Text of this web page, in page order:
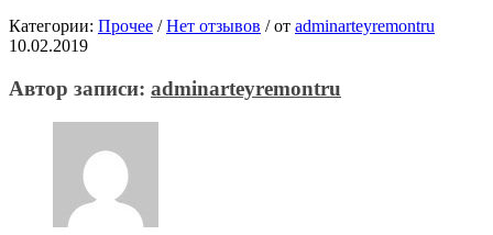
Категории: Прочее / Нет отзывов /от adminarteyremontru
10.02.2019
Автор записи: adminarteyremontru